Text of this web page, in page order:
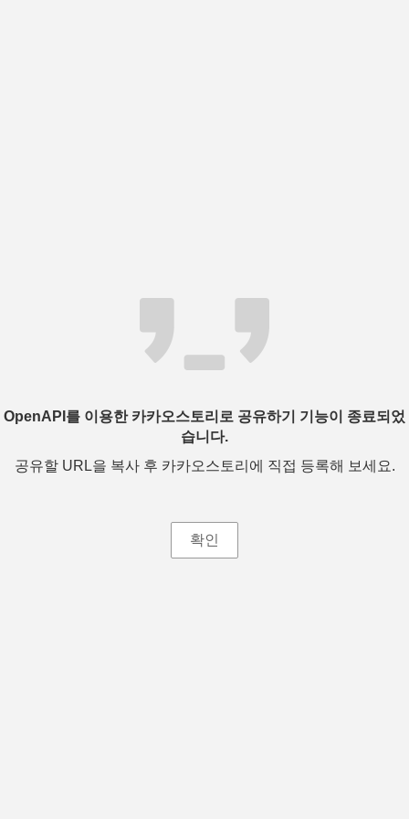
OpenAPI를 이용한 카카오스토리로 공유하기 기능이 종료되었
습니다.
공유할 URL을 복사 후 카카오스토리에 직접 등록해 보세요.
확인